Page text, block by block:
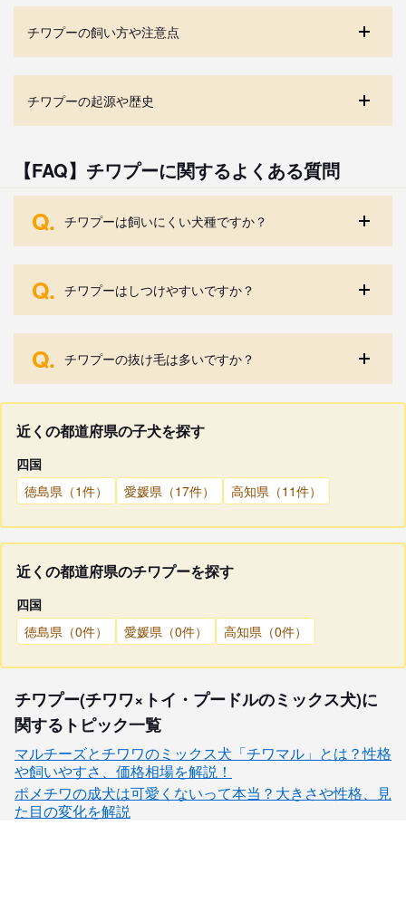
チワプーの飼い方や注意点
チワプーの起源や歴史
【FAQ】チワプーに関するよくある質問
Q. チワプーは飼いにくい犬種ですか？
Q. チワプーはしつけやすいですか？
Q. チワプーの抜け毛は多いですか？
近くの都道府県の子犬を探す
四国
徳島県（1件）
愛媛県（17件） 高知県（11件）
近くの都道府県のチワプーを探す
四国
徳島県（0件）
愛媛県（0件） 高知県（0件）
チワプー(チワワ×トイ・プードルのミックス犬)に
関するトピック一覧
マルチーズとチワワのミックス犬「チワマル」とは？性格
や飼いやすさ、価格相場を解説！
ポメチワの成犬は可愛くないって本当？大きさや性格、見
た目の変化を解説